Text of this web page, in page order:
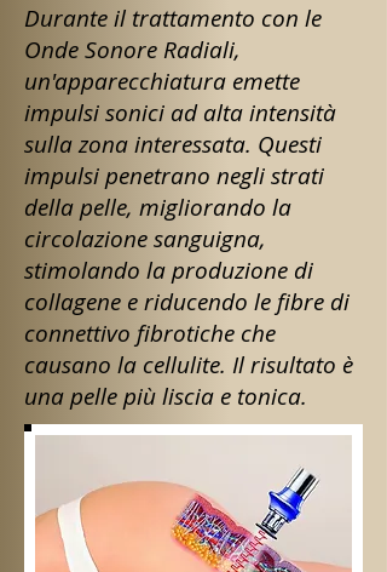
Durante il trattamento con le
Onde Sonore Radiali,
un'apparecchiatura emette
impulsi sonici ad alta intensità
sulla zona interessata. Questi
impulsi penetrano negli strati
della pelle, migliorando la
circolazione sanguigna,
stimolando la produzione di
collagene e riducendo le fibre di
connettivo fibrotiche che
causano la cellulite. Il risultato è
una pelle più liscia e tonica.